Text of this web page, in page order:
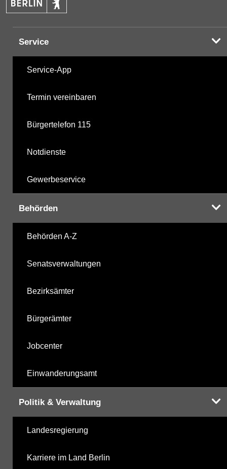
Service
Service-App
Termin vereinbaren
Bürgertelefon 115
Notdienste
Gewerbeservice
Behörden
Behörden A-Z
Senatsverwaltungen
Bezirksämter
Bürgerämter
Jobcenter
Einwanderungsamt
Politik & Verwaltung
Landesregierung
Karriere im Land Berlin